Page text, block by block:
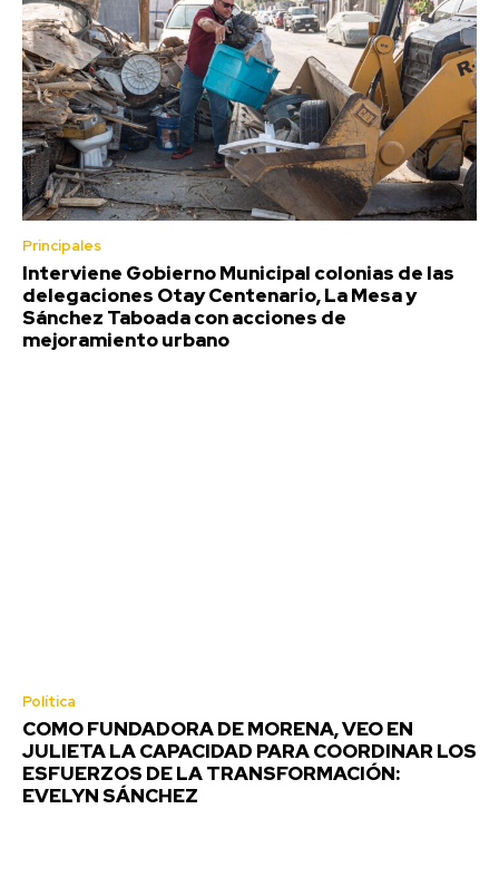
Principales
Interviene Gobierno Municipal colonias de las
delegaciones Otay Centenario, La Mesa y
Sánchez Taboada con acciones de
mejoramiento urbano
Política
COMO FUNDADORA DE MORENA, VEO EN
JULIETA LA CAPACIDAD PARA COORDINAR LOS
ESFUERZOS DE LA TRANSFORMACIÓN:
EVELYN SÁNCHEZ